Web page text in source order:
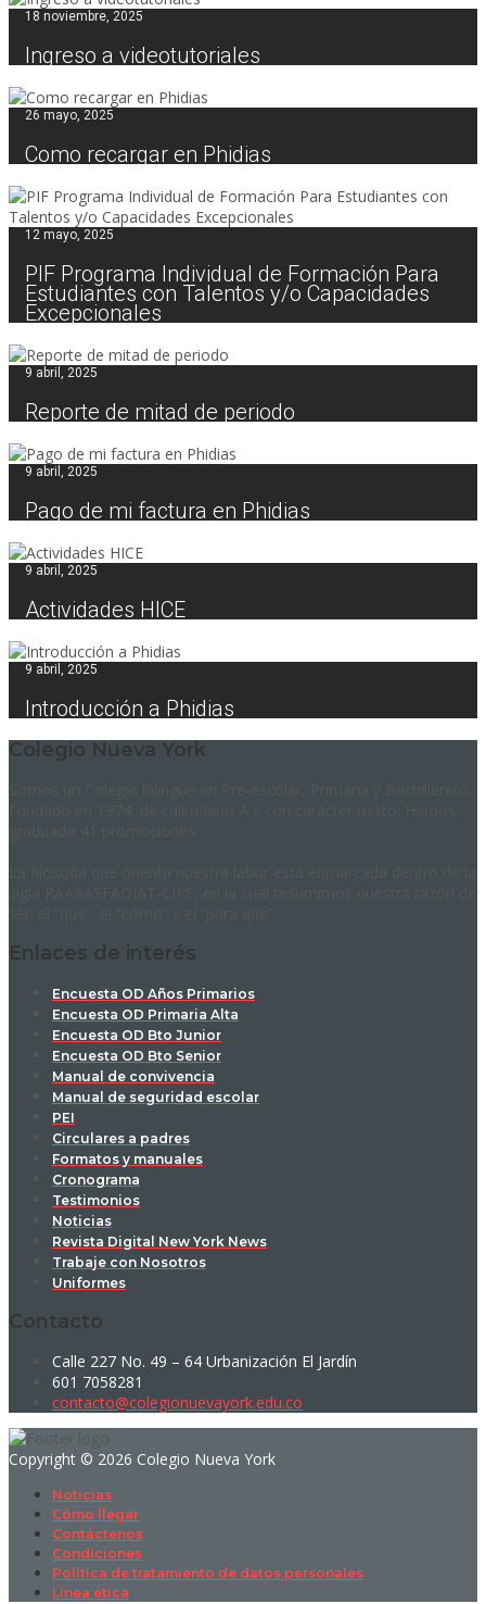
18 noviembre, 2025
Ingreso a videotutoriales
26 mayo, 2025
Como recargar en Phidias
12 mayo, 2025
PIF Programa Individual de Formación Para
Estudiantes con Talentos y/o Capacidades
Excepcionales
9 abril, 2025
Reporte de mitad de periodo
9 abril, 2025
Pago de mi factura en Phidias
9 abril, 2025
Actividades HICE
9 abril, 2025
Introducción a Phidias
Colegio Nueva York
Enlaces de interés
Encuesta OD Años Primarios
Encuesta OD Primaria Alta
Encuesta OD Bto Junior
Encuesta OD Bto Senior
Manual de convivencia
Manual de seguridad escolar
PEI
Circulares a padres
Formatos y manuales
Cronograma
Testimonios
Noticias
Revista Digital New York News
Trabaje con Nosotros
Uniformes
Contacto
Calle 227 No. 49 – 64 Urbanización El Jardín
601 7058281
contacto@colegionuevayork.edu.co
Copyright © 2026 Colegio Nueva York
Noticias
Cómo llegar
Contáctenos
Condiciones
Política de tratamiento de datos personales
Línea ética